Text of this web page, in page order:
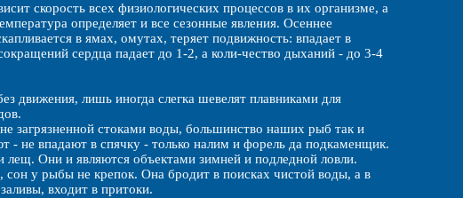
скорость всех физиологических процессов в их организме, а
определяет и все сезонные явления. Осеннее
в ямах, омутах, теряет подвижность: впадает в
сердца падает до 1-2, а коли-чество дыханий - до 3-4
движения, лишь иногда слегка шевелят плавниками для
загрязненной стоками воды, большинство наших рыб так и
- не впадают в спячку - только налим и форель да подкаменщик.
Они и являются объектами зимней и подледной ловли.
у рыбы не крепок. Она бродит в поисках чистой воды, а в
входит в притоки.